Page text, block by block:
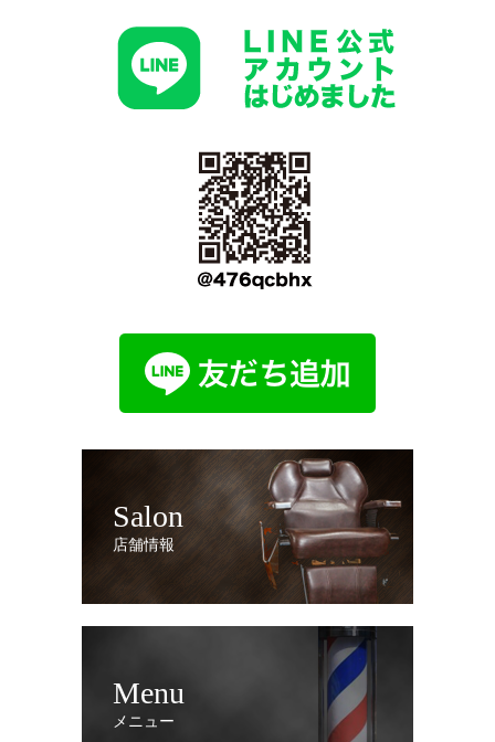
Salon
店舗情報
Menu
メニュー